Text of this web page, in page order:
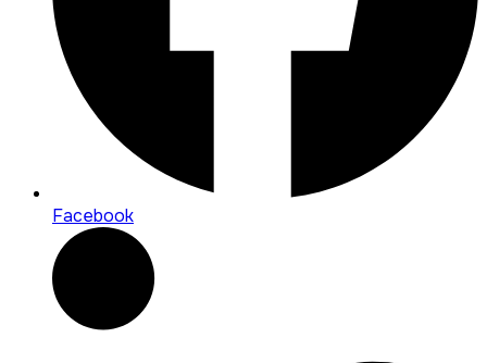
Facebook